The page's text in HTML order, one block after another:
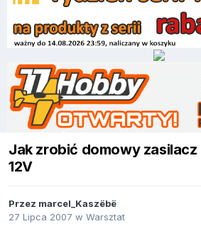
Jak zrobić domowy zasilacz
12V
Przez marcel_Kaszëbë
27 Lipca 2007 w Warsztat